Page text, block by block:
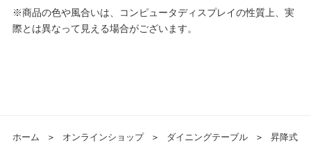
※商品の色や風合いは、コンピュータディスプレイの性質上、実
際とは異なって見える場合がございます。
ホーム ＞ オンラインショップ ＞ ダイニングテーブル ＞
昇降式